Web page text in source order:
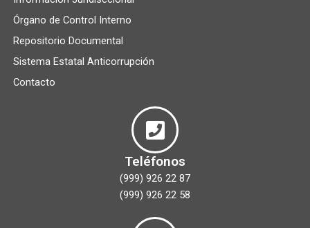
Órgano de Control Interno
Repositorio Documental
Sistema Estatal Anticorrupción
Contacto
Teléfonos
(999) 926 22 87
(999) 926 22 58